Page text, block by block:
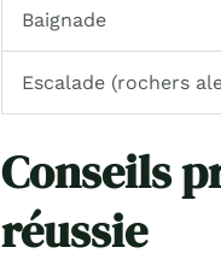
Baignade
Escalade (rochers
Conseils
réussie